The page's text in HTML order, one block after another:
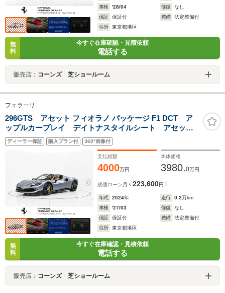
車検
'28/04 修復
なし
保証
保証付 整備
法定整備付
住所
東京都港区
無
料
今すぐ在庫確認・見積依頼
電話する
販売店： コーンズ 芝ショールーム
フェラーリ
296GTS アセット フィオラノ パッケージ F1 DCT ア
ップルカープレイ デイトナスタイルシート アセット
フィオラノ 20インチD鍛造ホイール ベンチレーション
ディーラー保証 購入プラン付 360°画像付
支払総額
4000万円
本体価格
3980.0万円
残価ローン 月々223,600円
年式 2024年 走行 0.2万km
車検
'27/03 修復
なし
保証
保証付 整備
法定整備付
住所
東京都港区
無
料
今すぐ在庫確認・見積依頼
電話する
販売店： コーンズ 芝ショールーム